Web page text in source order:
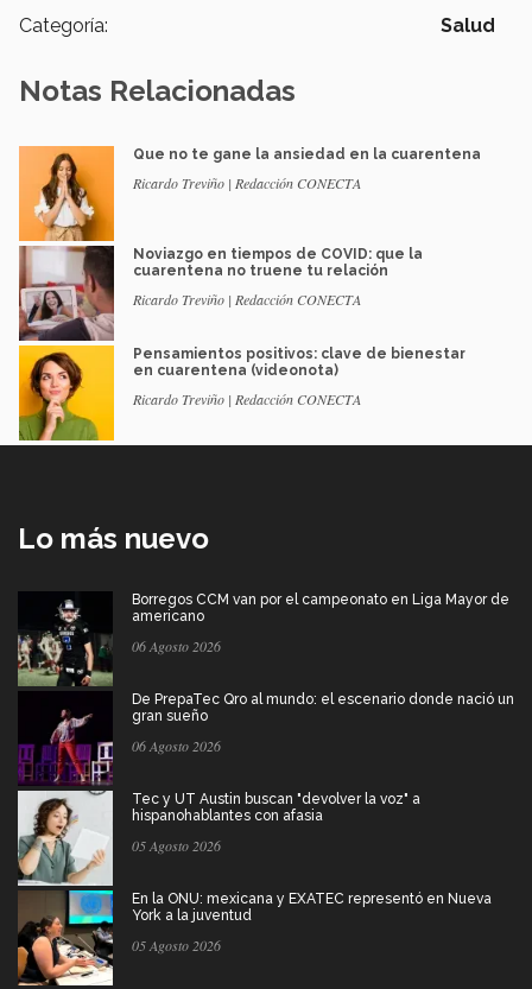
Categoría: Salud
Notas Relacionadas
Que no te gane la ansiedad en la cuarentena
Ricardo Treviño | Redacción CONECTA
Noviazgo en tiempos de COVID: que la
cuarentena no truene tu relación
Ricardo Treviño | Redacción CONECTA
Pensamientos positivos: clave de bienestar
en cuarentena (videonota)
Ricardo Treviño | Redacción CONECTA
Lo más nuevo
Borregos CCM van por el campeonato en Liga Mayor de
americano
06 Agosto 2026
De PrepaTec Qro al mundo: el escenario donde nació un
gran sueño
06 Agosto 2026
Tec y UT Austin buscan "devolver la voz" a
hispanohablantes con afasia
05 Agosto 2026
En la ONU: mexicana y EXATEC representó en Nueva
York a la juventud
05 Agosto 2026